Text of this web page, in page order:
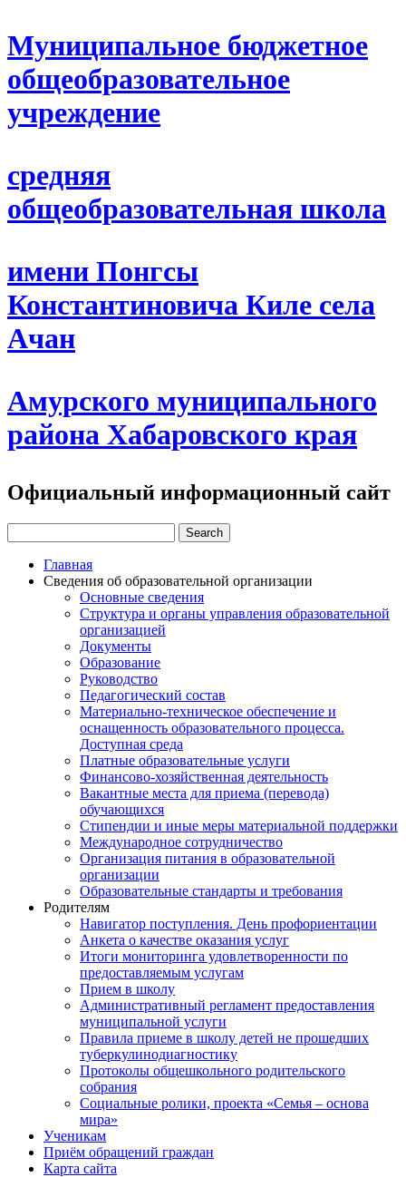
Муниципальное бюджетное
общеобразовательное
учреждение
средняя
общеобразовательная школа
имени Понгсы
Константиновича Киле села
Ачан
Амурского муниципального
района Хабаровского края
Официальный информационный сайт
Главная
Сведения об образовательной организации
Основные сведения
Структура и органы управления образовательной
организацией
Документы
Образование
Руководство
Педагогический состав
Материально-техническое обеспечение и
оснащенность образовательного процесса.
Доступная среда
Платные образовательные услуги
Финансово-хозяйственная деятельность
Вакантные места для приема (перевода)
обучающихся
Стипендии и иные меры материальной поддержки
Международное сотрудничество
Организация питания в образовательной
организации
Образовательные стандарты и требования
Родителям
Навигатор поступления. День профориентации
Анкета о качестве оказания услуг
Итоги мониторинга удовлетворенности по
предоставляемым услугам
Прием в школу
Административный регламент предоставления
муниципальной услуги
Правила приеме в школу детей не прошедших
туберкулинодиагностику
Протоколы общешкольного родительского
собрания
Социальные ролики, проекта «Семья – основа
мира»
Ученикам
Приём обращений граждан
Карта сайта